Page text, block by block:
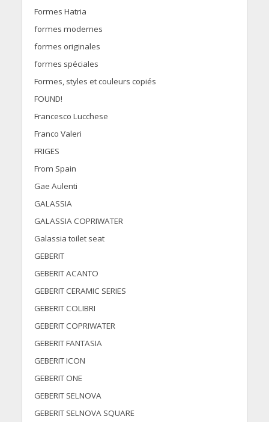
Formes Hatria
formes modernes
formes originales
formes spéciales
Formes, styles et couleurs copiés
FOUND!
Francesco Lucchese
Franco Valeri
FRIGES
From Spain
Gae Aulenti
GALASSIA
GALASSIA COPRIWATER
Galassia toilet seat
GEBERIT
GEBERIT ACANTO
GEBERIT CERAMIC SERIES
GEBERIT COLIBRI
GEBERIT COPRIWATER
GEBERIT FANTASIA
GEBERIT ICON
GEBERIT ONE
GEBERIT SELNOVA
GEBERIT SELNOVA SQUARE